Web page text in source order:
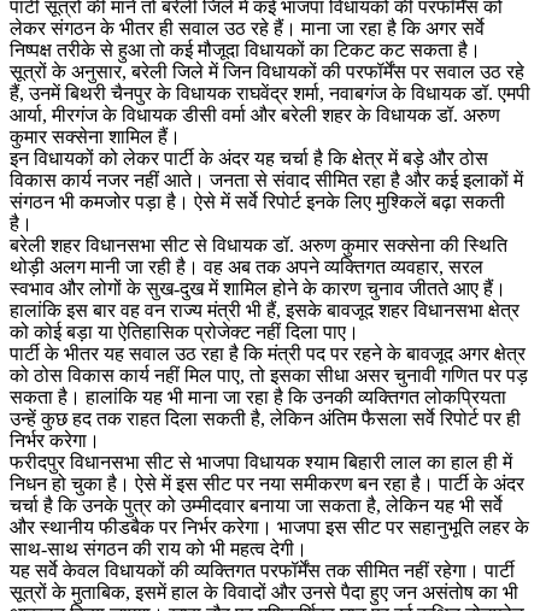
पार्टी सूत्रों की मानें तो बरेली जिले में कई भाजपा विधायकों की परफॉर्मेंस को
लेकर संगठन के भीतर ही सवाल उठ रहे हैं। माना जा रहा है कि अगर सर्वे
निष्पक्ष तरीके से हुआ तो कई मौजूदा विधायकों का टिकट कट सकता है।
सूत्रों के अनुसार, बरेली जिले में जिन विधायकों की परफॉर्मेंस पर सवाल उठ रहे
हैं, उनमें बिथरी चैनपुर के विधायक राघवेंद्र शर्मा, नवाबगंज के विधायक डॉ. एमपी
आर्या, मीरगंज के विधायक डीसी वर्मा और बरेली शहर के विधायक डॉ. अरुण
कुमार सक्सेना शामिल हैं।
इन विधायकों को लेकर पार्टी के अंदर यह चर्चा है कि क्षेत्र में बड़े और ठोस
विकास कार्य नजर नहीं आते। जनता से संवाद सीमित रहा है और कई इलाकों में
संगठन भी कमजोर पड़ा है। ऐसे में सर्वे रिपोर्ट इनके लिए मुश्किलें बढ़ा सकती
है।
बरेली शहर विधानसभा सीट से विधायक डॉ. अरुण कुमार सक्सेना की स्थिति
थोड़ी अलग मानी जा रही है। वह अब तक अपने व्यक्तिगत व्यवहार, सरल
स्वभाव और लोगों के सुख-दुख में शामिल होने के कारण चुनाव जीतते आए हैं।
हालांकि इस बार वह वन राज्य मंत्री भी हैं, इसके बावजूद शहर विधानसभा क्षेत्र
को कोई बड़ा या ऐतिहासिक प्रोजेक्ट नहीं दिला पाए।
पार्टी के भीतर यह सवाल उठ रहा है कि मंत्री पद पर रहने के बावजूद अगर क्षेत्र
को ठोस विकास कार्य नहीं मिल पाए, तो इसका सीधा असर चुनावी गणित पर पड़
सकता है। हालांकि यह भी माना जा रहा है कि उनकी व्यक्तिगत लोकप्रियता
उन्हें कुछ हद तक राहत दिला सकती है, लेकिन अंतिम फैसला सर्वे रिपोर्ट पर ही
निर्भर करेगा।
फरीदपुर विधानसभा सीट से भाजपा विधायक श्याम बिहारी लाल का हाल ही में
निधन हो चुका है। ऐसे में इस सीट पर नया समीकरण बन रहा है। पार्टी के अंदर
चर्चा है कि उनके पुत्र को उम्मीदवार बनाया जा सकता है, लेकिन यह भी सर्वे
और स्थानीय फीडबैक पर निर्भर करेगा। भाजपा इस सीट पर सहानुभूति लहर के
साथ-साथ संगठन की राय को भी महत्व देगी।
यह सर्वे केवल विधायकों की व्यक्तिगत परफॉर्मेंस तक सीमित नहीं रहेगा। पार्टी
सूत्रों के मुताबिक, इसमें हाल के विवादों और उनसे पैदा हुए जन असंतोष का भी